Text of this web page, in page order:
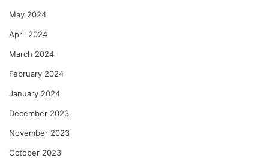
May 2024
April 2024
March 2024
February 2024
January 2024
December 2023
November 2023
October 2023